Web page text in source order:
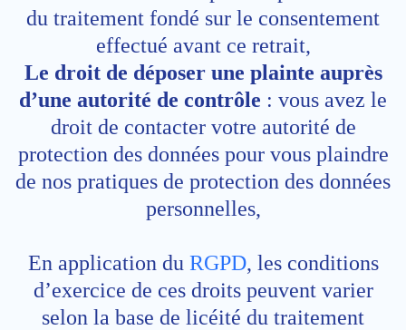
du traitement fondé sur le consentement
effectué avant ce retrait,
Le droit de déposer une plainte auprès
d’une autorité de contrôle : vous avez le
droit de contacter votre autorité de
protection des données pour vous plaindre
de nos pratiques de protection des données
personnelles,
En application du RGPD, les conditions
d’exercice de ces droits peuvent varier
selon la base de licéité du traitement